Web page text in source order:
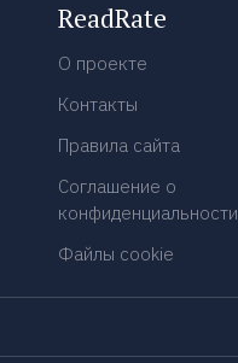
ReadRate
О проекте
Контакты
Правила сайта
Соглашение о
конфиденциальности
Файлы cookie